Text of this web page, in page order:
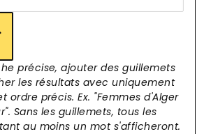
précise, ajouter des guillemets
les résultats avec uniquement
ordre précis. Ex. "Femmes d'Alger
Sans les guillemets, tous les
au moins un mot s'afficheront.